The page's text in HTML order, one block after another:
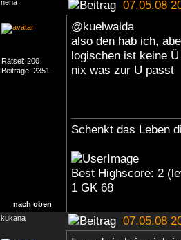
nena 07.05.08
Rätsel: 200
Beiträge: 2351
@kuelwalda
also den hab ich,
logischen ist keine
nix was zur U passt
Schenkt das Leben
Best Highscore: 2
1 GK 68
nach oben
kukana
07.05.08